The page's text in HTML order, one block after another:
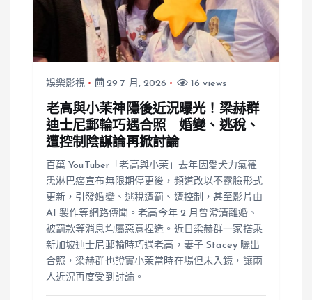
娛樂影視 29 7 月, 2026 16 views
老高與小茉神隱後近況曝光！梁赫群
迪士尼郵輪巧遇合照 婚變、逃稅、
遭控制陰謀論再掀討論
百萬 YouTuber「老高與小茉」去年因愛犬力氣罹
患淋巴癌宣布無限期停更後，頻道改以不露臉形式
更新，引發婚變、逃稅遭罰、遭控制，甚至影片由
AI 製作等網路傳聞。老高今年 2 月曾澄清離婚、
被罰款等消息均屬惡意捏造。近日梁赫群一家搭乘
新加坡迪士尼郵輪時巧遇老高，妻子 Stacey 曬出
合照，梁赫群也證實小茉當時在場但未入鏡，讓兩
人近況再度受到討論。